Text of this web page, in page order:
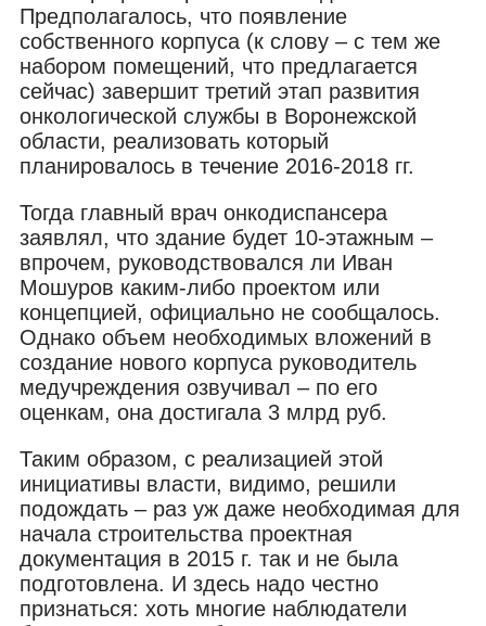
Предполагалось, что появление
собственного корпуса (к слову – с тем же
набором помещений, что предлагается
сейчас) завершит третий этап развития
онкологической службы в Воронежской
области, реализовать который
планировалось в течение 2016-2018 гг.
Тогда главный врач онкодиспансера
заявлял, что здание будет 10-этажным –
впрочем, руководствовался ли Иван
Мошуров каким-либо проектом или
концепцией, официально не сообщалось.
Однако объем необходимых вложений в
создание нового корпуса руководитель
медучреждения озвучивал – по его
оценкам, она достигала 3 млрд руб.
Таким образом, с реализацией этой
инициативы власти, видимо, решили
подождать – раз уж даже необходимая для
начала строительства проектная
документация в 2015 г. так и не была
подготовлена. И здесь надо честно
признаться: хоть многие наблюдатели